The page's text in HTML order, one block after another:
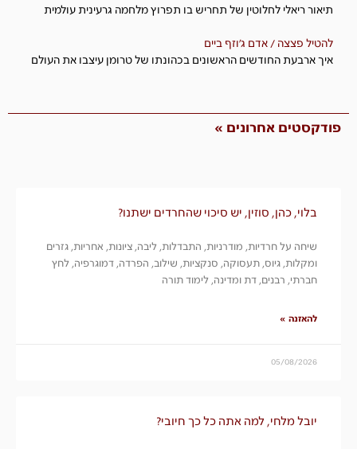
תיאור ריאלי לחלוטין של תחריש בו תפרוץ מלחמה גרעינית עולמית
להטיל פצצה / אדם ג'וזף ביים
איך ארבעת החודשים הראשונים בכהונתו של טרומן עיצבו את העולם
פודקסטים אחרונים »
בלוי, כהן, סוזין, יש סיכוי שהחרדים ישתנו?
שיחה על חרדיות, מודרניות, התבדלות, ליבה, ציונות, אחריות, גזרים
ומקלות, גיוס, תעסוקה, סנקציות, שילוב, הפרדה, דמוגרפיה, לחץ
חברתי, רבנים, דת ומדינה, לימוד תורה
להאזנה »
05/08/2026
יובל מלחי, למה אתה כל כך חיובי?